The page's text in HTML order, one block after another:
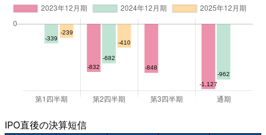
IPO直後の決算短信